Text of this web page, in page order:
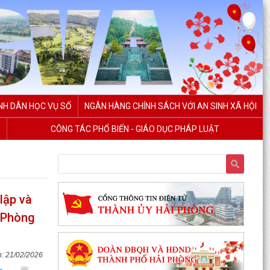
DÂN HỌC VỤ SỐ NGÂN HÀNG CHÍNH SÁCH VỚI AN SINH XÃ HỘI
CÔNG TÁC PHỔ BIẾN - GIÁO DỤC PHÁP LUẬT
và
21/02/2026